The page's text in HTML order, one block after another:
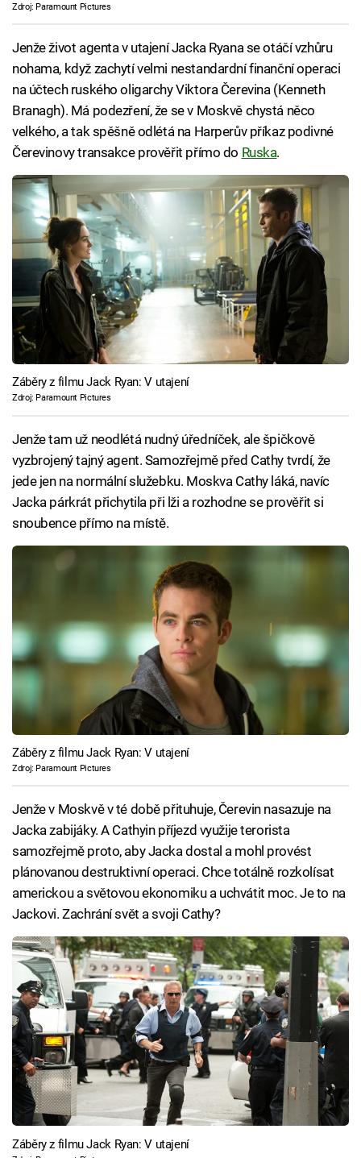
Zdroj: Paramount Pictures
Jenže život agenta v utajení Jacka Ryana se otáčí vzhůru
nohama, když zachytí velmi nestandardní finanční operaci
na účtech ruského oligarchy Viktora Čerevina (Kenneth
Branagh). Má podezření, že se v Moskvě chystá něco
velkého, a tak spěšně odlétá na Harperův příkaz podivné
Čerevinovy transakce prověřit přímo do Ruska.
Záběry z filmu Jack Ryan: V utajení
Zdroj: Paramount Pictures
Jenže tam už neodlétá nudný úředníček, ale špičkově
vyzbrojený tajný agent. Samozřejmě před Cathy tvrdí, že
jede jen na normální služebku. Moskva Cathy láká, navíc
Jacka párkrát přichytila při lži a rozhodne se prověřit si
snoubence přímo na místě.
Záběry z filmu Jack Ryan: V utajení
Zdroj: Paramount Pictures
Jenže v Moskvě v té době přituhuje, Čerevin nasazuje na
Jacka zabijáky. A Cathyin příjezd využije terorista
samozřejmě proto, aby Jacka dostal a mohl provést
plánovanou destruktivní operaci. Chce totálně rozkolísat
americkou a světovou ekonomiku a uchvátit moc. Je to na
Jackovi. Zachrání svět a svoji Cathy?
Záběry z filmu Jack Ryan: V utajení